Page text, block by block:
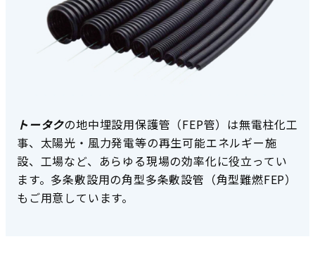
トータクの地中埋設用保護管（FEP管）は無電柱化工
事、太陽光・風力発電等の再生可能エネルギー施
設、工場など、あらゆる現場の効率化に役立ってい
ます。多条敷設用の角型多条敷設管（角型難燃FEP）
もご用意しています。